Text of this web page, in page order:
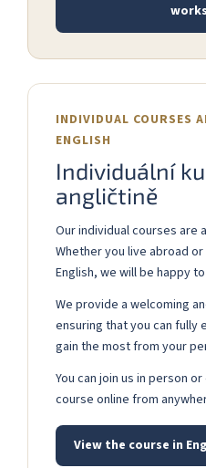
INDIVIDUAL COURSES
ENGLISH
Individuální
angličtině
Our individual courses are
Whether you live abroad
English, we will be happy
We provide a welcoming
ensuring that you can fully
gain the most from your
You can join us in person
course online from
View the course in